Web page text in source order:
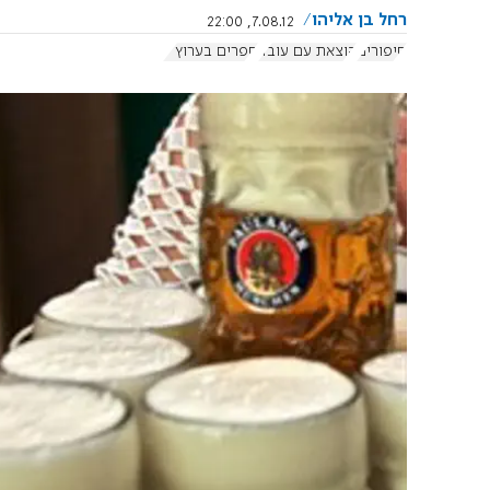
רחל בן אליהו
7.08.12, 22:00
סיפורים הוצאת עם עובד ספרים בערוץ 7